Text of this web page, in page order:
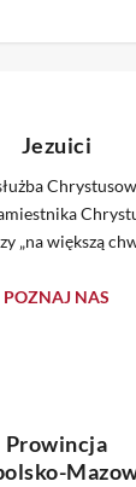
Jezuici
„na większą
POZNAJ NAS
Prowincja